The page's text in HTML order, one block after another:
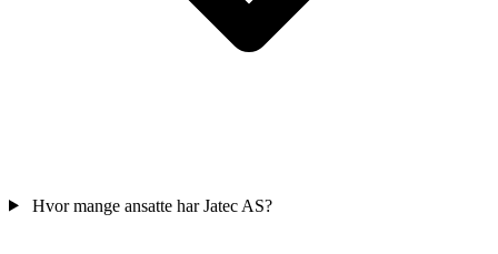
Hvor mange ansatte har Jatec AS?